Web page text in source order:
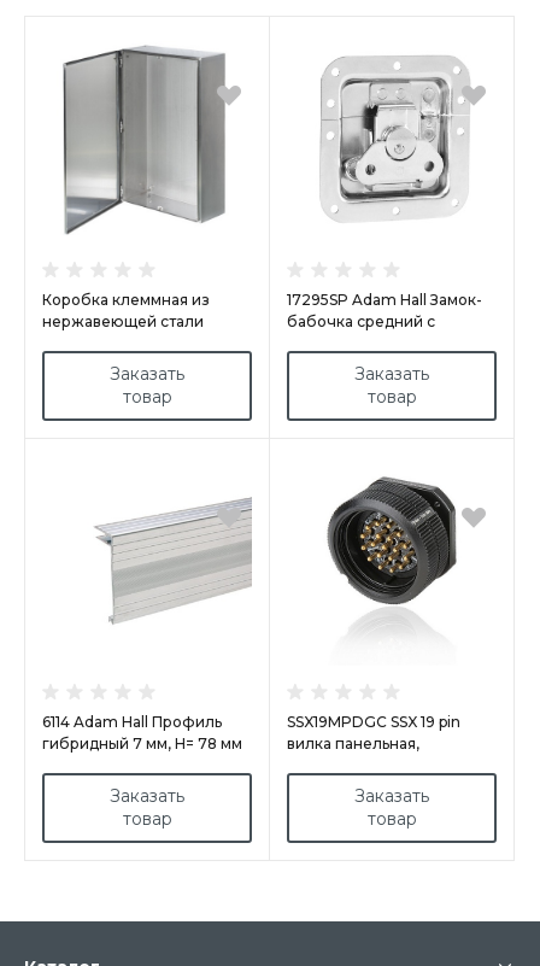
Коробка клеммная из
нержавеющей стали
Заказать
товар
17295SP Adam Hall Замок-
бабочка средний с
Заказать
товар
6114 Adam Hall Профиль
гибридный 7 мм, Н= 78 мм
Заказать
товар
SSX19MPDGC SSX 19 pin
вилка панельная,
золотом, под обжим
Заказать
товар